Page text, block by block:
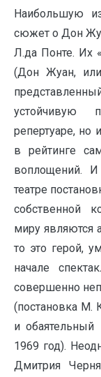
Наибольшую
сюжет о Дон
Л.да Понте. Их
(Дон Жуан, или
репертуаре, но
в рейтинге
воплощений.
театре
собственной
миру являются
то это герой,
начале
совершенно
(постановка М.
и
1969 год).
Дмитрия